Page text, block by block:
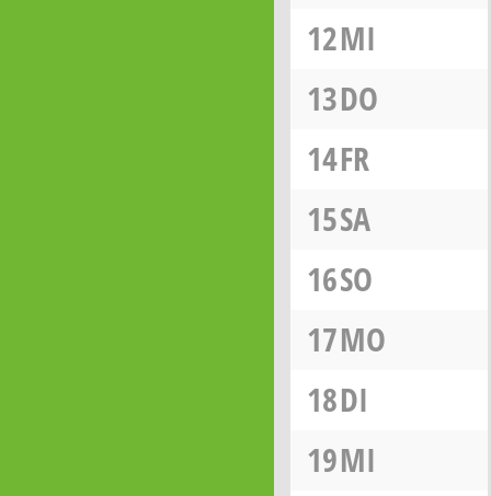
12MI
13DO
14FR
15SA
16SO
17MO
18DI
19MI